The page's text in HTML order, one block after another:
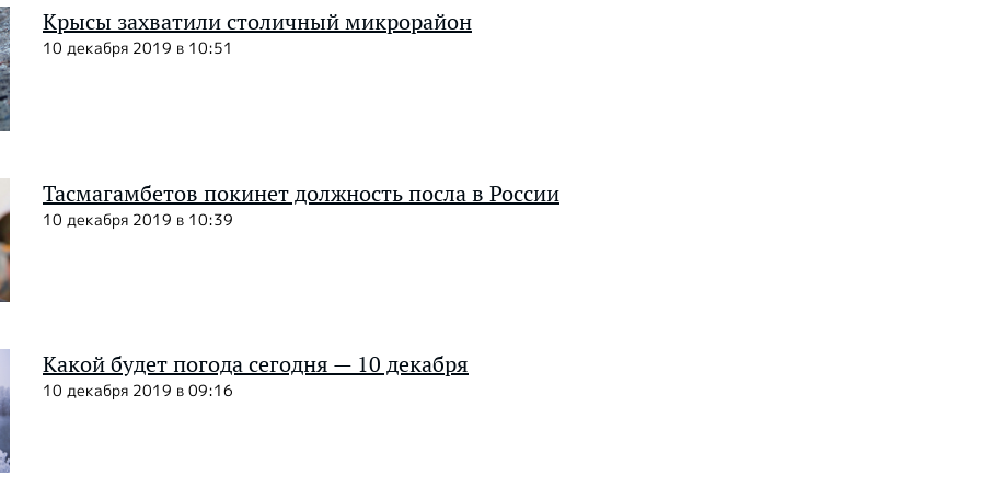
Крысы захватили столичный микрорайон
10 декабря 2019 в 10:51
Тасмагамбетов покинет должность посла в России
10 декабря 2019 в 10:39
Какой будет погода сегодня — 10 декабря
10 декабря 2019 в 09:16